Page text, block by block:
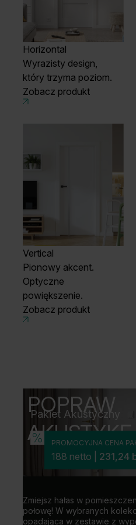
Horizontal
Wyrazisty design,
który trzyma poziom.
Zobacz produkt
Vertical
Pionowy akcent.
Optyczne
powiększenie.
Zobacz produkt
TWOICH
Akustyczny
PROMOCYJNA CENA PAKIETU
188 netto |231,24 brutto
hałas w pomieszczeniu
W wybranych kolekcjach
w zestawie z